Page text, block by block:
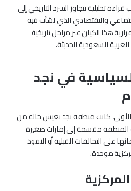
تحليلية تتجاوز السرد التاريخي إلى
والاقتصادي الذي نشأت فيه
هذا الكيان عبر مراحل تاريخية
السعودية الحديثة.
في نجد
كانت منطقة نجد تعيش حالة من
مقسمة إلى إمارات صغيرة
على التحالفات القبلية أو النفوذ
موحدة.